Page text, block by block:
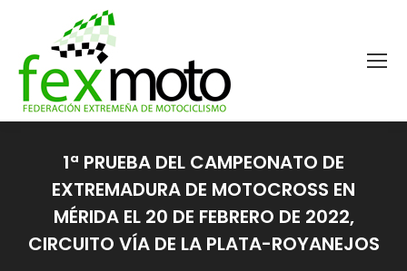
1ª PRUEBA DEL CAMPEONATO DE
EXTREMADURA DE MOTOCROSS EN
MÉRIDA EL 20 DE FEBRERO DE 2022,
CIRCUITO VÍA DE LA PLATA-ROYANEJOS